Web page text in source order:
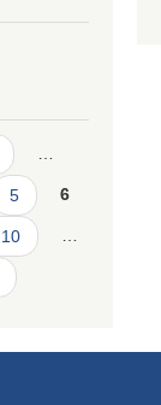
…
5 6
10 …